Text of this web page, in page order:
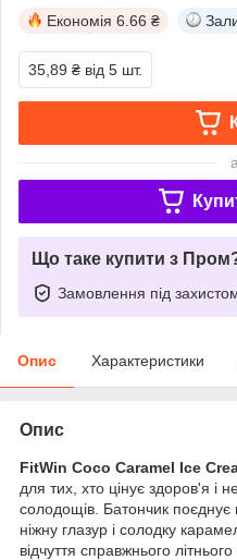
Економія 6.66 ₴
35,89 ₴ від 5 шт.
Що таке купити з
Замовлення під
Опис Характеристики
Опис
FitWin Coco Caramel Ice
для тих, хто цінує здоров'я і
солодощів. Батончик поєднує
ніжну глазур і солодку
відчуття справжнього